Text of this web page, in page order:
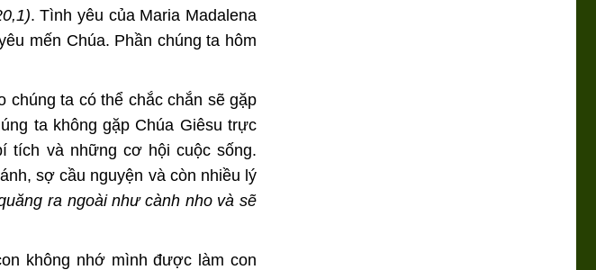
. Tình yêu của Maria Madalena
mến Chúa. Phần chúng ta hôm
chúng ta có thể chắc chắn sẽ gặp
ta không gặp Chúa Giêsu trực
tích và những cơ hội cuộc sống.
sợ cầu nguyện và còn nhiều lý
ra ngoài như cành nho và sẽ
không nhớ mình được làm con